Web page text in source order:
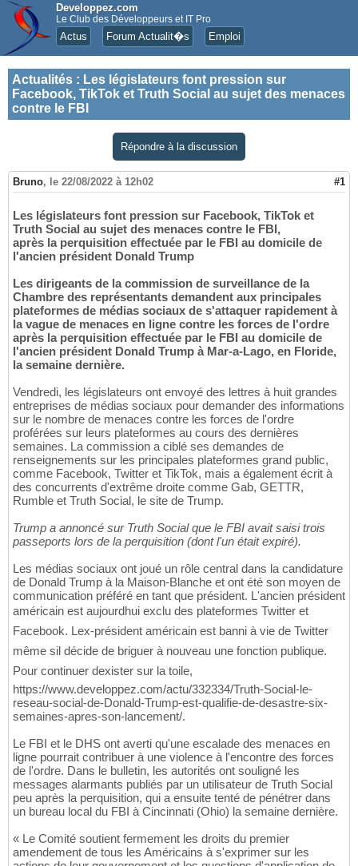
Developpez.com
Le Club des Développeurs et IT Pro
Actus Forum Actualit�s Emploi
Actualités : Les législateurs font pression sur
Facebook, TikTok et Truth Social au sujet des menaces
contre le FBI
Répondre à la discussion
Bruno, le 22/08/2022 à 12h02 #1
Les législateurs font pression sur Facebook, TikTok et
Truth Social au sujet des menaces contre le FBI,
après la perquisition effectuée par le FBI au domicile de
l'ancien président Donald Trump
Les dirigeants de la commission de surveillance de la
Chambre des représentants demandent aux principales
plateformes de médias sociaux de s'attaquer rapidement à
la vague de menaces en ligne contre les forces de l'ordre
après la perquisition effectuée par le FBI au domicile de
l'ancien président Donald Trump à Mar-a-Lago, en Floride,
la semaine dernière.
Vendredi, les législateurs ont envoyé des lettres à huit grandes
entreprises de médias sociaux pour demander des informations
sur le nombre de menaces contre les forces de l'ordre
proférées sur leurs plateformes au cours des dernières
semaines. La commission a ciblé ses demandes de
renseignements sur les principales plateformes grand public,
comme Facebook, Twitter et TikTok, mais a également écrit à
des concurrents d'extrême droite comme Gab, GETTR,
Rumble et Truth Social, le site de Trump.
Trump a annoncé sur Truth Social que le FBI avait saisi trois
passeports lors de la perquisition (dont l'un était expiré).
Les médias sociaux ont joué un rôle central dans la candidature
de Donald Trump à la Maison-Blanche et ont été son moyen de
communication préféré en tant que président. L'ancien président
américain est aujourdhui exclu des plateformes Twitter et
Facebook. Lex-président américain est banni à vie de Twitter
même sil décide de briguer à nouveau une fonction publique.
Pour continuer dexister sur la toile,
https://www.developpez.com/actu/332334/Truth-Social-le-
reseau-social-de-Donald-Trump-est-qualifie-de-desastre-six-
semaines-apres-son-lancement/.
Le FBI et le DHS ont averti qu'une escalade des menaces en
ligne pourrait contribuer à une violence à l'encontre des forces
de l'ordre. Dans le bulletin, les autorités ont souligné les
messages alarmants publiés par un utilisateur de Truth Social
peu après la perquisition, qui a ensuite tenté de pénétrer dans
un bureau local du FBI à Cincinnati (Ohio) la semaine dernière.
« Le Comité soutient fermement les droits du premier
amendement de tous les Américains à s'exprimer sur les